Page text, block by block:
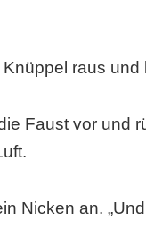
raus und
Faust vor und
Nicken an.